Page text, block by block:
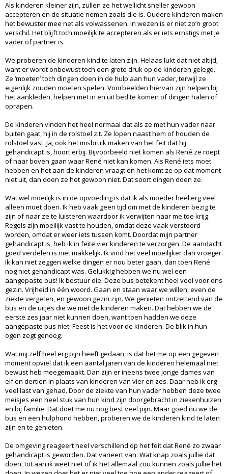
Als kinderen kleiner zijn, zullen ze het wellicht sneller gewoon
accepteren en de situatie nemen zoals die is. Oudere kinderen maken
het bewuster mee net als volwassenen. In wezen is er niet zo’n groot
verschil. Het blijft toch moeilijk te accepteren als er iets ernstigs met je
vader of partner is.
We proberen de kinderen kind te laten zijn. Helaas lukt dat niet altijd,
want er wordt onbewust toch een grote druk op de kinderen gelegd.
Ze ‘moeten’ toch dingen doen in de hulp aan hun vader, terwijl ze
eigenlijk zouden moeten spelen. Voorbeelden hiervan zijn helpen bij
het aankleden, helpen met in en uit bed te komen of dingen halen of
oprapen.
De kinderen vinden het heel normaal dat als ze met hun vader naar
buiten gaat, hij in de rolstoel zit. Ze lopen naast hem of houden de
rolstoel vast. Ja, ook het misbruik maken van het feit dat hij
gehandicapt is, hoort erbij. Bijvoorbeeld niet komen als René ze roept
of naar boven gaan waar René niet kan komen. Als René iets moet
hebben en het aan de kinderen vraagt en het komt ze op dat moment
niet uit, dan doen ze het gewoon niet. Dat soort dingen doen ze.
Wat wel moeilijk is in de opvoeding is dat ik als moeder heel erg veel
alleen moet doen. Ik heb vaak geen tijd om met de kinderen bezig te
zijn of naar ze te luisteren waardoor ik verwijten naar me toe krijg.
Regels zijn moeilijk vast te houden, omdat deze vaak verstoord
worden, omdat er weer iets tussen komt. Doordat mijn partner
gehandicapt is, heb ik in feite vier kinderen te verzorgen. De aandacht
goed verdelen is niet makkelijk. Ik vind het veel moeilijker dan vroeger.
Ik kan niet zeggen welke dingen er nou beter gaan, dan toen René
nog niet gehandicapt was. Gelukkig hebben we nu wel een
aangepaste bus! Ik bestuur die. Deze bus betekent heel veel voor ons
gezin. Vrijheid in één woord. Gaan en staan waar we willen, even de
ziekte vergeten, en gewoon gezin zijn. We genieten ontzettend van de
bus en de uitjes die we met de kinderen maken. Dat hebben we de
eerste zes jaar niet kunnen doen, want toen hadden we deze
aangepaste bus niet. Feest is het voor de kinderen. De blik in hun
ogen zegt genoeg.
Wat mij zelf heel erg pijn heeft gedaan, is dat het me op een gegeven
moment opviel dat ik een aantal jaren van de kinderen helemaal niet
bewust heb meegemaakt. Dan zijn er ineens twee jonge dames van
elf en dertien in plaats van kinderen van vier en zes. Daar heb ik erg
veel last van gehad. Door de ziekte van hun vader hebben deze twee
meisjes een heel stuk van hun kind zijn doorgebracht in ziekenhuizen
en bij familie. Dat doet me nu nog best veel pijn. Maar goed nu we de
bus en een hulphond hebben, proberen we de kinderen kind te laten
zijn en te genieten.
De omgeving reageert heel verschillend op het feit dat René zo zwaar
gehandicapt is geworden. Dat varieert van: Wat knap zoals jullie dat
doen, tot aan ik weet niet of ik het allemaal zou kunnen zoals jullie het